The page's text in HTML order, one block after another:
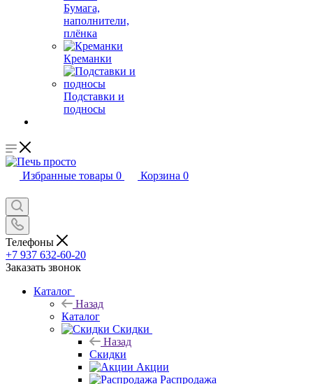
Бумага,
наполнители,
плёнка
Креманки
Подставки и
подносы
Избранные товары 0 Корзина 0
Телефоны
+7 937 632-60-20
Заказать звонок
Каталог
Назад
Каталог
Скидки
Назад
Скидки
Акции
Распродажа